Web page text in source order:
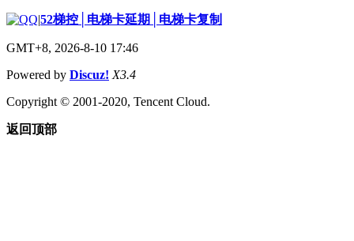
|52梯控│电梯卡延期│电梯卡复制
GMT+8, 2026-8-10 17:46
Powered by Discuz! X3.4
Copyright © 2001-2020, Tencent Cloud.
返回顶部